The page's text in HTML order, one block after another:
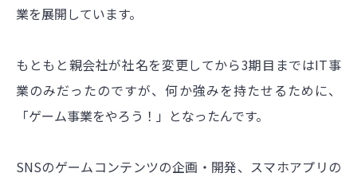
業を展開しています。
もともと親会社が社名を変更してから3期目まではIT事
業のみだったのですが、何か強みを持たせるために、
「ゲーム事業をやろう！」となったんです。
SNSのゲームコンテンツの企画・開発、スマホアプリの